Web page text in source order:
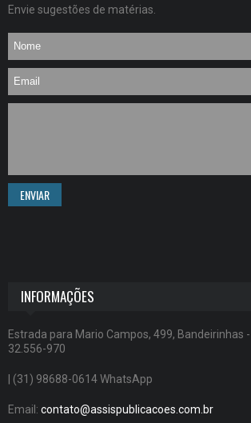
Envie sugestões de matérias.
ENVIAR
INFORMAÇÕES
Estrada para Mario Campos, 499, Bandeirinhas
32.556-970
| (31) 98688-0614 WhatsApp
Email: contato@assispublicacoes.com.br